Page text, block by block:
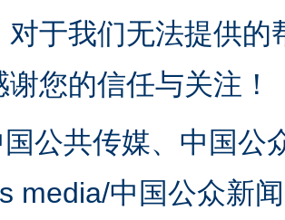
对于我们无法提供
您的信任与关注！
公共传媒、中国公
media/中国公众新